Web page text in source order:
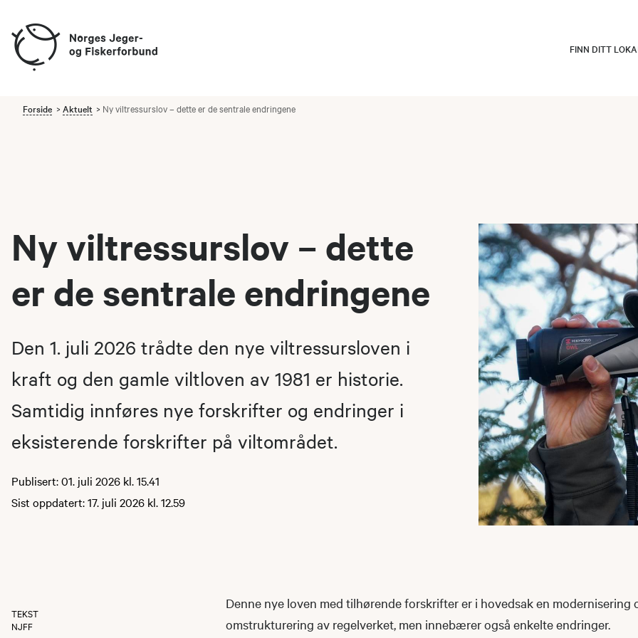
FINN DITT
Forside Aktuelt Ny viltressurslov – dette er de sentrale endringene
Ny viltressurslov – dette
er de sentrale endringene
Den 1. juli 2026 trådte den nye viltressursloven i
kraft og den gamle viltloven av 1981 er historie.
Samtidig innføres nye forskrifter og endringer i
eksisterende forskrifter på viltområdet.
Publisert: 01. juli 2026 kl. 15.41
Sist oppdatert: 17. juli 2026 kl. 12.59
TEKST
NJFF
Denne nye loven med tilhørende forskrifter er i hovedsak en modernisering
omstrukturering av regelverket, men innebærer også enkelte endringer.